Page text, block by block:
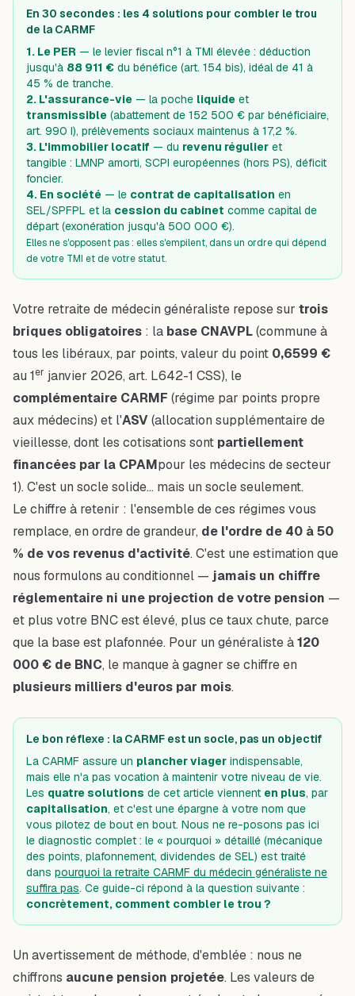
En 30 secondes : les 4 solutions pour combler le trou
de la CARMF
1. Le PER — le levier fiscal n°1 à TMI élevée : déduction
jusqu'à 88 911 € du bénéfice (art. 154 bis), idéal de 41 à
45 % de tranche.
2. L'assurance-vie — la poche liquide et
transmissible (abattement de 152 500 € par bénéficiaire,
art. 990 I), prélèvements sociaux maintenus à 17,2 %.
3. L'immobilier locatif — du revenu régulier et
tangible : LMNP amorti, SCPI européennes (hors PS), déficit
foncier.
4. En société — le contrat de capitalisation en
SEL/SPFPL et la cession du cabinet comme capital de
départ (exonération jusqu'à 500 000 €).
Elles ne s'opposent pas : elles s'empilent, dans un ordre qui dépend
de votre TMI et de votre statut.
Votre retraite de médecin généraliste repose sur trois
briques obligatoires : la base CNAVPL(commune à
tous les libéraux, par points, valeur du point 0,6599 €
au 1er janvier 2026, art. L642-1 CSS), le
complémentaire CARMF (régime par points propre
aux médecins) et l'ASV(allocation supplémentaire de
vieillesse, dont les cotisations sont partiellement
financées par la CPAMpour les médecins de secteur
1). C'est un socle solide… mais un socle seulement.
Le chiffre à retenir : l'ensemble de ces régimes vous
remplace, en ordre de grandeur, de l'ordre de 40 à 50
% de vos revenus d'activité. C'est uneestimation que
nous formulons au conditionnel — jamais un chiffre
réglementaire ni une projection de votre pension —
et plus votre BNC est élevé, plus ce taux chute, parce
que la base est plafonnée. Pour un généraliste à120
000 € de BNC, le manque à gagner se chiffre en
plusieurs milliers d'euros par mois.
Le bon réflexe : la CARMF est un socle, pas un objectif
La CARMF assure un plancher viager indispensable,
mais elle n'a pas vocation à maintenir votre niveau de vie.
Les quatre solutions de cet article viennent en plus, par
capitalisation, et c'est une épargne à votre nom que
vous pilotez de bout en bout. Nous ne re-posons pas ici
le diagnostic complet : le « pourquoi » détaillé (mécanique
des points, plafonnement, dividendes de SEL) est traité
dans pourquoi la retraite CARMF du médecin généraliste ne
suffira pas. Ce guide-ci répond à la question suivante :
concrètement, comment combler le trou ?
Un avertissement de méthode, d'emblée : nous ne
chiffrons aucune pension projetée. Les valeurs de